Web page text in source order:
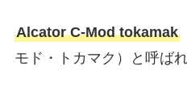
Alcator C-Mod tokamak
モド・トカマク）と呼ば